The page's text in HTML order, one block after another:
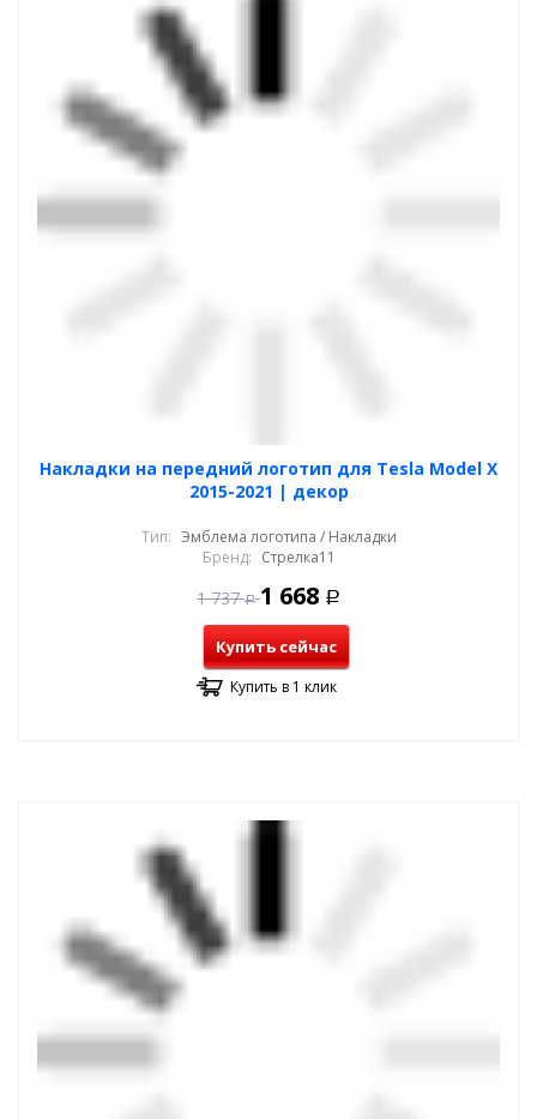
Накладки на передний логотип для Tesla Model X
2015-2021 | декор
Тип: Эмблема логотипа / Накладки
Бренд: Стрелка11
1 737 Р 1 668 Р
Купить сейчас
Купить в 1 клик